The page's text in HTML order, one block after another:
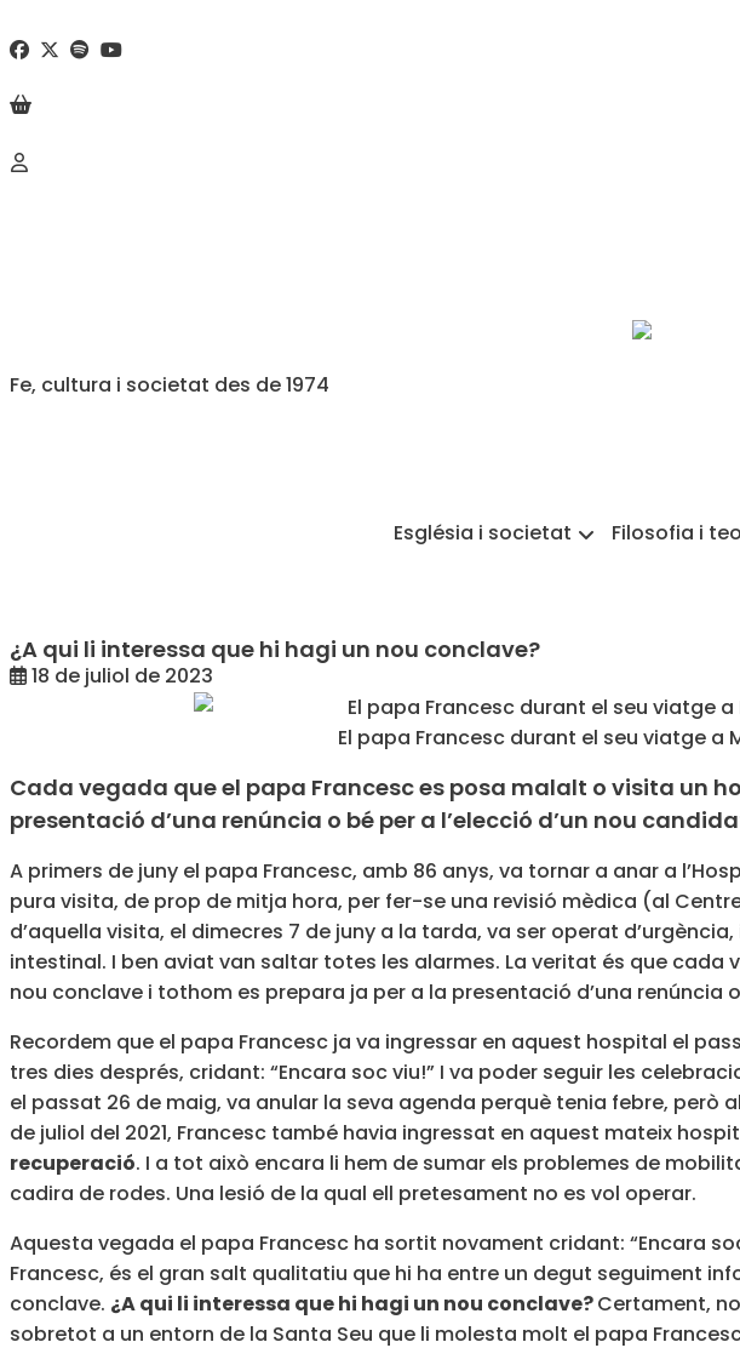
Fe, cultura i societat des de 1974
Església i societat Filosofia i
¿A qui li interessa que hi hagi un nou conclave?
18 de juliol de 2023
El papa Francesc durant el seu viatge a
Cada vegada que el papa Francesc es posa malalt o visita un
presentació d’una renúncia o bé per a l’elecció d’un nou
A primers de juny el papa Francesc, amb 86 anys, va tornar a anar a
pura visita, de prop de mitja hora, per fer-se una revisió mèdica (al
d’aquella visita, el dimecres 7 de juny a la tarda, va ser operat
intestinal. I ben aviat van saltar totes les alarmes. La veritat és que
nou conclave i tothom es prepara ja per a la presentació d’una renúncia
Recordem que el papa Francesc ja va ingressar en aquest hospital el
tres dies després, cridant: “Encara soc viu!” I va poder seguir les
el passat 26 de maig, va anular la seva agenda perquè tenia febre,
de juliol del 2021, Francesc també havia ingressat en aquest mateix
recuperació. I a tot això encara li hem de sumar els problemes de
cadira de rodes. Una lesió de la qual ell pretesament no es vol operar.
Aquesta vegada el papa Francesc ha sortit novament cridant: “Encara
Francesc, és el gran salt qualitatiu que hi ha entre un degut seguiment
conclave. ¿A qui li interessa que hi hagi un nou conclave?Certament,
sobretot a un entorn de la Santa Seu que li molesta molt el papa